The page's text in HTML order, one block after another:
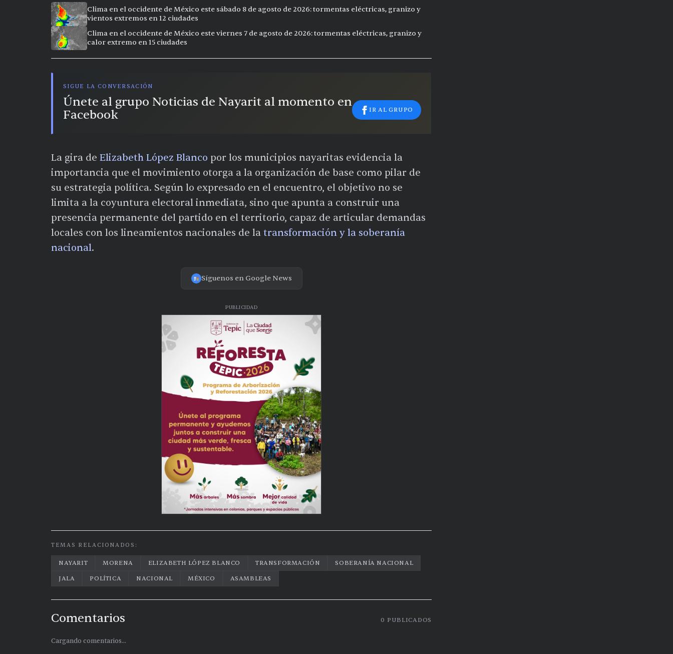
Clima en el occidente de México este sábado 8 de agosto de 2026: tormentas eléctricas, granizo y
vientos extremos en 12 ciudades
Clima en el occidente de México este viernes 7 de agosto de 2026: tormentas eléctricas, granizo y
calor extremo en 15 ciudades
SIGUE LA CONVERSACIÓN
Únete al grupo Noticias de Nayarit al momento en
Facebook
IR AL GRUPO
La gira de Elizabeth López Blanco por los municipios nayaritas evidencia la
importancia que el movimiento otorga a la organización de base como pilar de
su estrategia política. Según lo expresado en el encuentro, el objetivo no se
limita a la coyuntura electoral inmediata, sino que apunta a construir una
presencia permanente del partido en el territorio, capaz de articular demandas
locales con los lineamientos nacionales de la transformación y la soberanía
nacional.
Síguenos en Google News
PUBLICIDAD
TEMAS RELACIONADOS:
NAYARIT MORENA ELIZABETH LÓPEZ BLANCO TRANSFORMACIÓN
SOBERANÍA NACIONAL
JALA
POLÍTICA NACIONAL MÉXICO ASAMBLEAS
Comentarios 0 PUBLICADOS
Cargando comentarios...